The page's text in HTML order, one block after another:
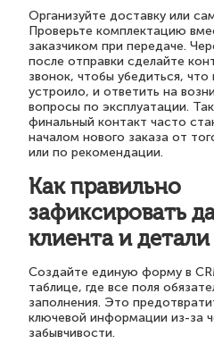
Организуйте доставку или
Проверьте комплектацию
заказчиком при передаче.
после отправки сделайте
звонок, чтобы убедиться, что
устроило, и ответить на
вопросы по эксплуатации.
финальный контакт часто
началом нового заказа от
или по рекомендации.
Как правильно
зафиксировать
клиента и детали
Создайте единую форму в
таблице, где все поля
заполнения. Это
ключевой информации из-за
забывчивости.